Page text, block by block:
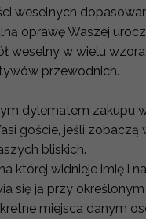
weselnych
oprawę Waszej
weselny w wielu
przewodnich.
dylematem zakupu
goście, jeśli zobaczą
bliskich.
której widnieje imię i
się ją przy
miejsca danym